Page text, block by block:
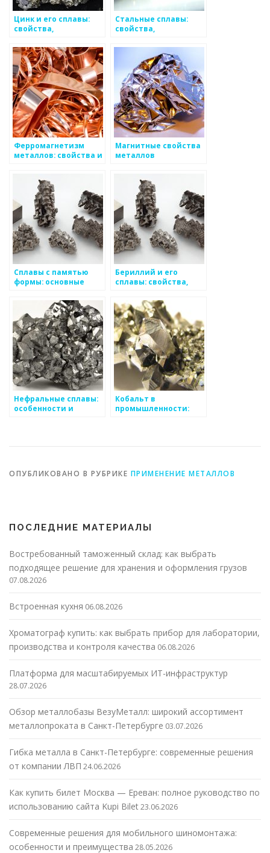
Цинк и его сплавы:
свойства,
особенности
Стальные сплавы:
свойства,
применение
Ферромагнетизм
металлов: свойства и
Магнитные свойства
металлов
Сплавы с памятью
формы: основные
применения
Бериллий и его
сплавы: свойства,
особенности
Нефральные сплавы:
особенности и
Кобальт в
промышленности:
ОПУБЛИКОВАНО В РУБРИКЕ ПРИМЕНЕНИЕ МЕТАЛЛОВ
ПОСЛЕДНИЕ МАТЕРИАЛЫ
Востребованный таможенный склад: как выбрать
подходящее решение для хранения и оформления грузов
07.08.2026
Встроенная кухня 06.08.2026
Хроматограф купить: как выбрать прибор для лаборатории,
производства и контроля качества 06.08.2026
Платформа для масштабируемых ИТ-инфраструктур
28.07.2026
Обзор металлобазы ВезуМеталл: широкий ассортимент
металлопроката в Санкт-Петербурге 03.07.2026
Гибка металла в Санкт-Петербурге: современные решения
от компании ЛВП 24.06.2026
Как купить билет Москва — Ереван: полное руководство по
использованию сайта Kupi Bilet23.06.2026
Современные решения для мобильного шиномонтажа:
особенности и преимущества 28.05.2026